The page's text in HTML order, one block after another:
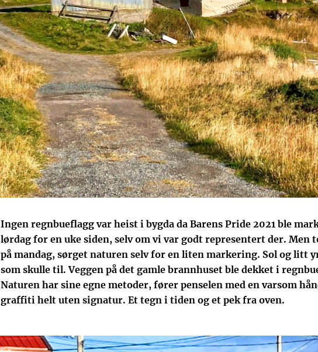
Ingen regnbueflagg var heist i bygda da Barens Pride 2021 ble
lørdag for en uke siden, selv om vi var godt representert der. Men
på mandag, sørget naturen selv for en liten markering. Sol og litt
som skulle til. Veggen på det gamle brannhuset ble dekket i
Naturen har sine egne metoder, fører penselen med en varsom
graffiti helt uten signatur. Et tegn i tiden og et pek fra oven.